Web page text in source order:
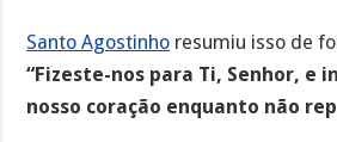
Santo Agostinho resumiu isso de
“Fizeste-nos para Ti, Senhor, e
nosso coração enquanto não